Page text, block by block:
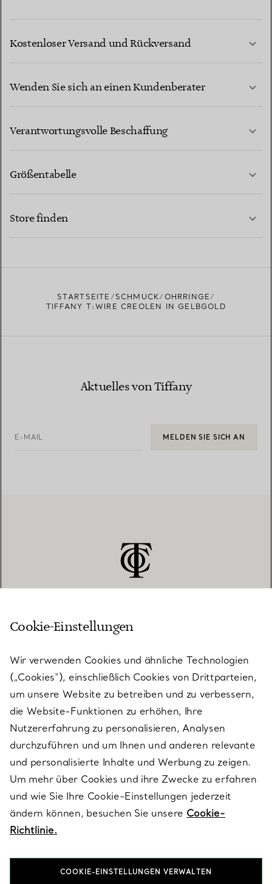
Kostenloser Versand und Rückversand
Wenden Sie sich an einen Kundenberater
Verantwortungsvolle Beschaffung
Größentabelle
Store finden
STARTSEITE SCHMUCK
OHRRINGE
TIFFANY T:WIRE CREOLEN IN GELBGOLD
Aktuelles von Tiffany
E-MAIL MELDEN SIE SICH AN
KUNDENSERVICE
SERVICES
ÜBER TIFFANY & CO.
RECHTLICHE HINWEISE
FOLGEN SIE UNS
Cookie-Einstellungen
Wir verwenden Cookies und ähnliche Technologien
(„Cookies“), einschließlich Cookies von Drittparteien,
um unsere Website zu betreiben und zu verbessern,
die Website-Funktionen zu erhöhen, Ihre
Nutzererfahrung zu personalisieren, Analysen
durchzuführen und um Ihnen und anderen relevante
und personalisierte Inhalte und Werbung zu zeigen.
Um mehr über Cookies und ihre Zwecke zu erfahren
und wie Sie Ihre Cookie-Einstellungen jederzeit
ändern können, besuchen Sie unsere Cookie-
Richtlinie.
COOKIE-EINSTELLUNGEN VERWALTEN